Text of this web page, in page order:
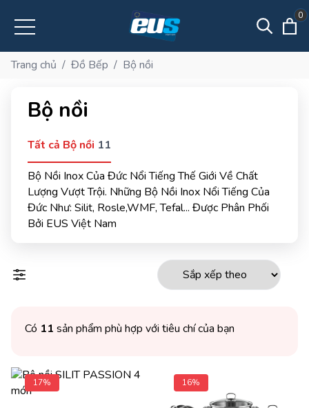
0
Trang chủ / Đồ Bếp / Bộ nồi
Bộ nồi
Tất cả Bộ nồi 11
Bộ Nồi Inox Của Đức Nổi Tiếng Thế Giới Về Chất
Lượng Vượt Trội. Những Bộ Nồi Inox Nổi Tiếng Của
Đức Như: Silit, Rosle,WMF, Tefal... Được Phân Phối
Bởi EUS Việt Nam
Có 11 sản phẩm phù hợp với tiêu chí của bạn
17% 16%